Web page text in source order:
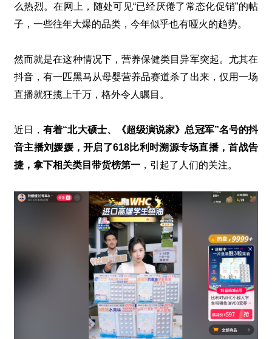
么热烈。在网上，随处可见“已经厌倦了常态化促销”的帖
子，一些往年大爆的品类，今年似乎也有哑火的趋势。
然而就是在这种情况下，营养保健类目异军突起。尤其在
抖音，有一匹黑马从母婴营养品赛道杀了出来，仅用一场
直播就狂揽上千万，格外令人瞩目。
近日，有着“北大硕士、《超级演说家》总冠军”名号的抖
音主播刘媛媛，开启了618比利时溯源专场直播，首战告
捷，拿下相关类目带货榜第一 ，引起了人们的关注。